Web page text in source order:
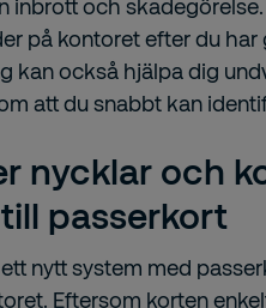
inbrott och
på kontoret efter du har
kan också hjälpa dig
att du snabbt kan
nycklar och
passerkort
nytt system med
Eftersom korten